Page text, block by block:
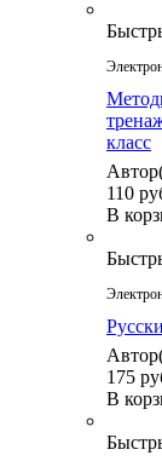
класс
110
В
175
В